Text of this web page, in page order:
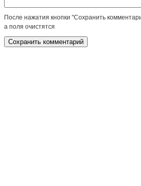
После нажатия кнопки "Сохранить
а поля очистятся